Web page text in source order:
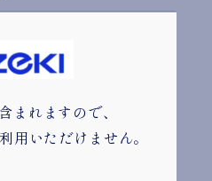
瓶
4,473円
4901061 007488
まれますので、
用いただけません。